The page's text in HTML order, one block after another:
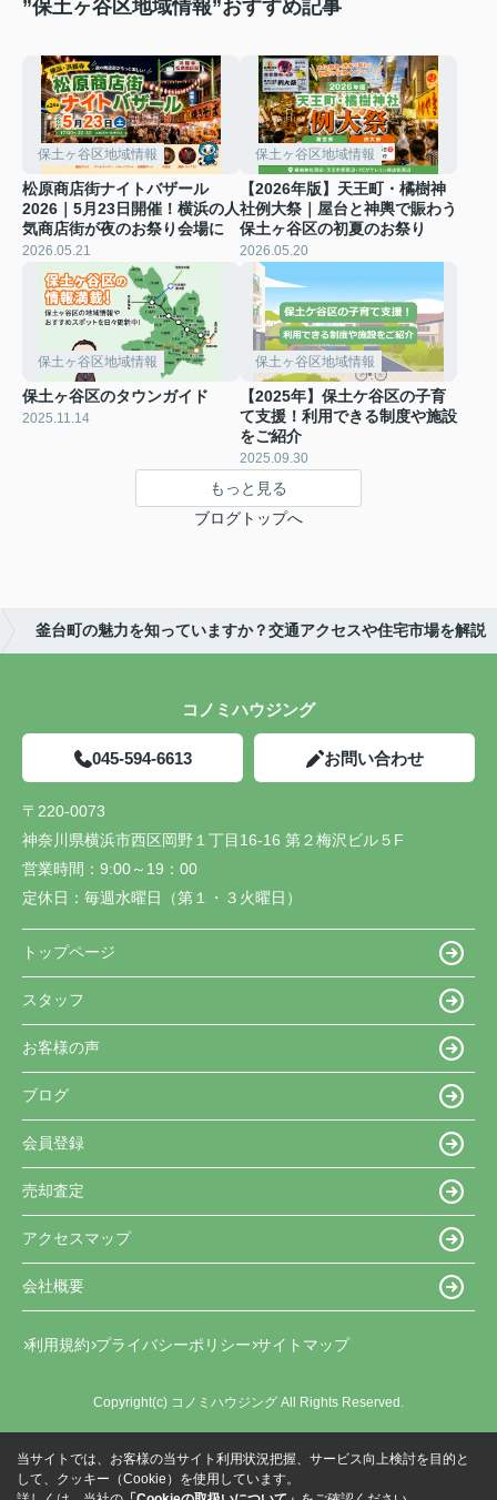
”保土ヶ谷区地域情報”おすすめ記事
保土ヶ谷区地域情報
松原商店街ナイトバザール
2026｜5月23日開催！横浜の人
気商店街が夜のお祭り会場に
2026.05.21
保土ヶ谷区地域情報
【2026年版】天王町・橘樹神
社例大祭｜屋台と神輿で賑わう
保土ヶ谷区の初夏のお祭り
2026.05.20
保土ヶ谷区地域情報
保土ヶ谷区のタウンガイド
2025.11.14
保土ヶ谷区地域情報
【2025年】保土ケ谷区の子育
て支援！利用できる制度や施設
をご紹介
2025.09.30
もっと見る
ブログトップへ
釜台町の魅力を知っていますか？交通アクセスや住宅市場を解説
コノミハウジング
045-594-6613 お問い合わせ
〒220-0073
神奈川県横浜市西区岡野１丁目16-16 第２梅沢ビル５F
営業時間： 9:00～19：00
定休日： 毎週水曜日（第１・３火曜日）
トップページ
スタッフ
お客様の声
ブログ
会員登録
売却査定
アクセスマップ
会社概要
利用規約 プライバシーポリシー サイトマップ
Copyright(c) コノミハウジング All Rights Reserved.
当サイトでは、お客様の当サイト利用状況把握、サービス向上検討を目的と
して、クッキー（Cookie）を使用しています。